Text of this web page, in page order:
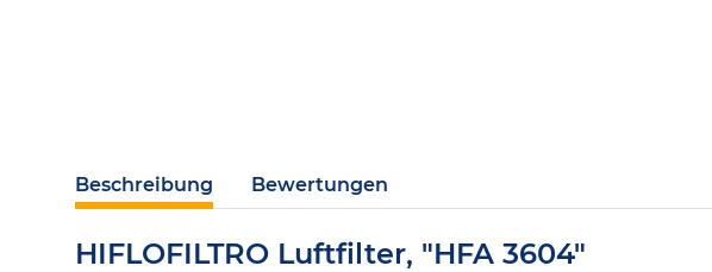
Beschreibung Bewertungen
HIFLOFILTRO Luftfilter, "HFA 3604"